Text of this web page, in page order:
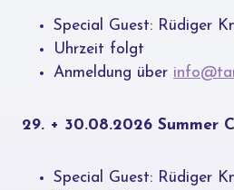
Special Guest: Rüdiger
Uhrzeit folgt
Anmeldung über
29. + 30.08.2026 Summer
Special Guest: Rüdiger